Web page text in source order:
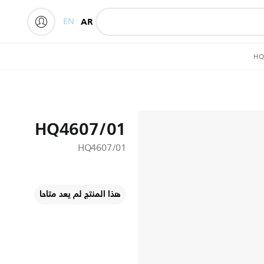
AR
EN
HQ4607/01
HQ4607/01
هذا المنتج لم يعد متاحا